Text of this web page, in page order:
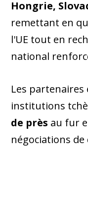
Hongrie,
remettant en
l'UE tout en
national
Les partenaires
institutions
de près au fur
négociations